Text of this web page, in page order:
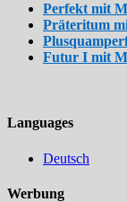
Perfekt mit
Präteritum
Futur I mit
Languages
Deutsch
Werbung